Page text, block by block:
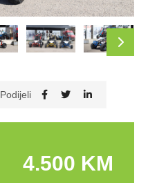
Podijeli
4.500 KM